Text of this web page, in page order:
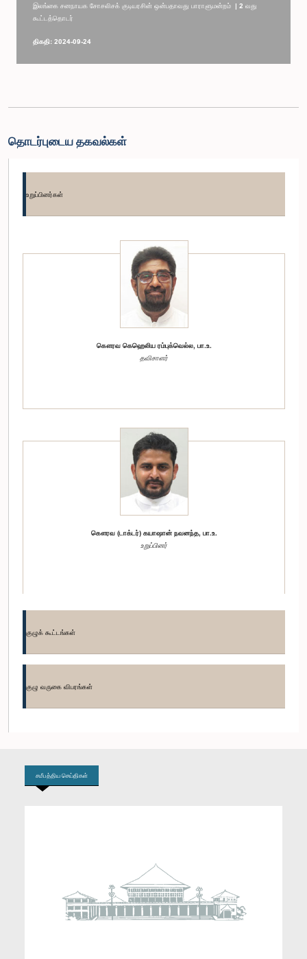
இலங்கை சனநாயக சோசலிசக் குடியரசின் ஒன்பதாவது பாராளுமன்றம் | 2 வது
கூட்டத்தொடர்
திகதி: 2024-09-24
தொடர்புடைய தகவல்கள்
உறுப்பினர்கள்
கௌரவ கெஹெலிய ரம்புக்வெல்ல, பா.உ.
தவிசாளர்
கௌரவ (டாக்டர்) கயாஷான் நவனந்த, பா.உ.
உறுப்பினர்
கௌரவ (டாக்டர்) ராஜித சேனாரத்ன, பா.உ.
உறுப்பினர்
குழுக் கூட்டங்கள்
குழு வருகை விபரங்கள்
சமீபத்திய செய்திகள்